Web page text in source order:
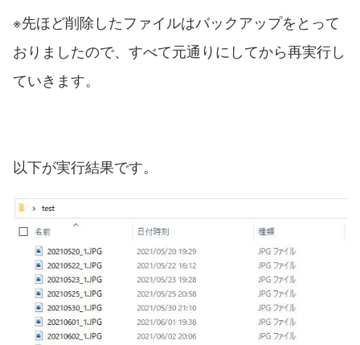
※先ほど削除したファイルはバックアップをとって
おりましたので、すべて元通りにしてから再実行し
ていきます。
以下が実行結果です。